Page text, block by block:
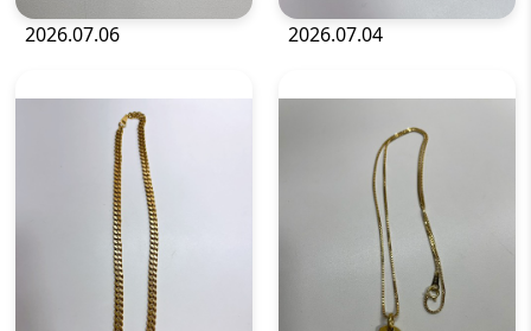
2026.07.06 2026.07.04